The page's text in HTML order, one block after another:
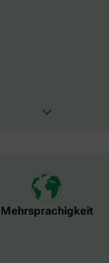
Mehrsprachigkeit